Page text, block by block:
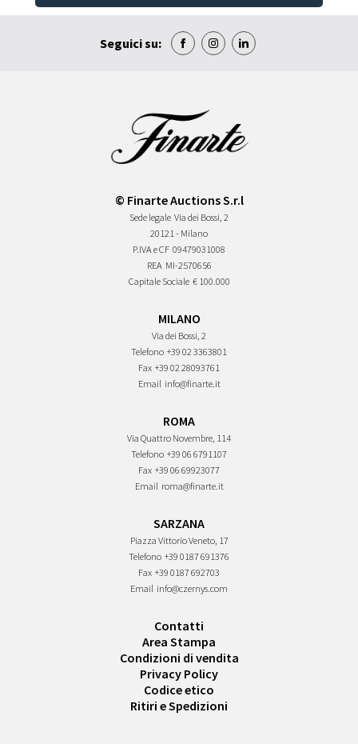
Seguici su:
© Finarte Auctions S.r.l
Sede legale Via dei Bossi, 2
20121 - Milano
P.IVA e CF 09479031008
REA MI-2570656
Capitale Sociale € 100.000
MILANO
Via dei Bossi, 2
Telefono +39 02 3363801
Fax +39 02 28093761
Email info@finarte.it
ROMA
Via Quattro Novembre, 114
Telefono +39 06 6791107
Fax +39 06 69923077
Email roma@finarte.it
SARZANA
Piazza Vittorio Veneto, 17
Telefono +39 0187 691376
Fax +39 0187 692703
Email info@czernys.com
Contatti
Area Stampa
Condizioni di vendita
Privacy Policy
Codice etico
Ritiri e Spedizioni